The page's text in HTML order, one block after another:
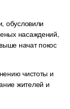
обусловили
насаждений,
начат покос
чистоты и
жителей и